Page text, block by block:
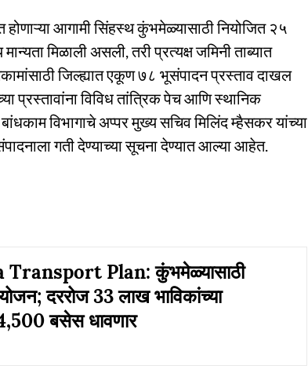
आगामी सिंहस्थ कुंभमेळ्यासाठी नियोजित २५
मिळाली असली, तरी प्रत्यक्ष जमिनी ताब्यात
जिल्ह्यात एकूण ७८ भूसंपादन प्रस्ताव दाखल
प्रस्तावांना विविध तांत्रिक पेच आणि स्थानिक
विभागाचे अप्पर मुख्य सचिव मिलिंद म्हैसकर यांच्या
गती देण्याच्या सूचना देण्यात आल्या आहेत.
Plan: कुंभमेळ्यासाठी
दररोज 33 लाख भाविकांच्या
बसेस धावणार